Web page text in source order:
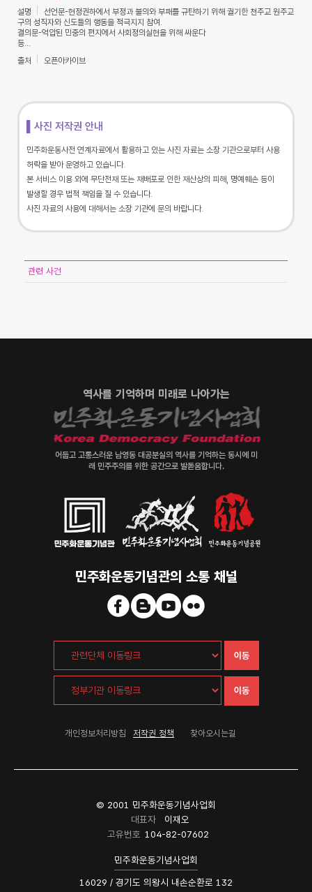
설명
선언문-현정권하에서 부정과 불의와 부패를 규탄하기 위해 궐기한 천주교 원주교
구의 성직자와 신도들의 행동을 적극지지 참여.
결의문-억압된 민중의 편지에서 사회정의실현을 위해 싸운다
등...
출처
오픈아카이브
▌사진 저작권 안내
민주화운동사전 연계자료에서 활용하고 있는 사진 자료는 소장 기관으로부터 사용
허락을 받아 운영하고 있습니다.
본 서비스 이용 외에 무단전재 또는 재배포로 인한 재산상의 피해, 명예훼손 등이
발생할 경우 법적 책임을 질 수 있습니다.
사진 자료의 사용에 대해서는 소장 기관에 문의 바랍니다.
관련 사건
역사를 기억하며 미래로 나아가는
어둡고 고통스러운 남영동 대공분실의 역사를 기억하는 동시에 미
래 민주주의를 위한 공간으로 발돋움합니다.
민주화운동기념관의 소통 채널
이동
이동
개인정보처리방침 저작권 정책 찾아오시는길
© 2001 민주화운동기념사업회
대표자
이재오
고유번호 104-82-07602
민주화운동기념사업회
16029 / 경기도 의왕시 내손순환로 132